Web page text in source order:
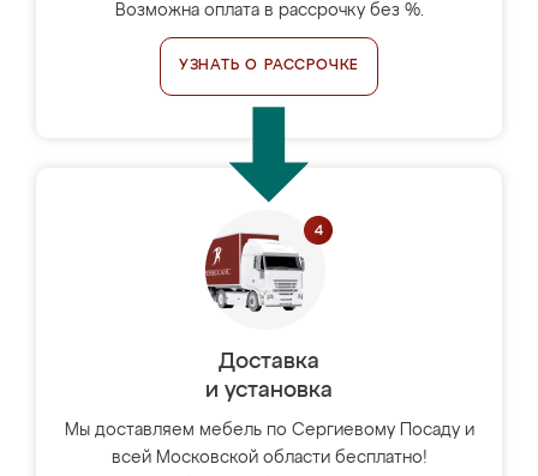
Возможна оплата в рассрочку без %.
УЗНАТЬ О РАССРОЧКЕ
Доставка
и установка
Мы доставляем мебель по Сергиевому Посаду и
всей Московской области бесплатно!